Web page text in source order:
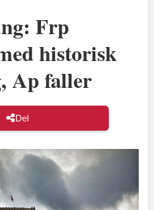
Frp
historisk
Ap faller
Del